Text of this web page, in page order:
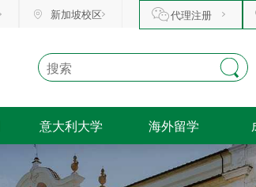
新加坡校区 代理注册
意大利大学 海外留学